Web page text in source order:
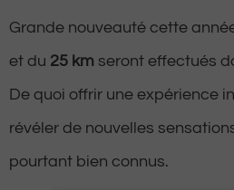
Grande nouveauté cette
et du 25 km seront effectués
De quoi offrir une expérience
révéler de nouvelles
pourtant bien connus.